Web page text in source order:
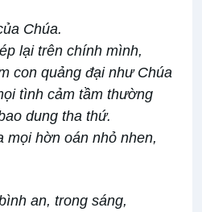
Chúa.
lại trên chính mình,
con quảng đại như Chúa
tình cảm tầm thường
dung tha thứ.
mọi hờn oán nhỏ nhen,
an, trong sáng,